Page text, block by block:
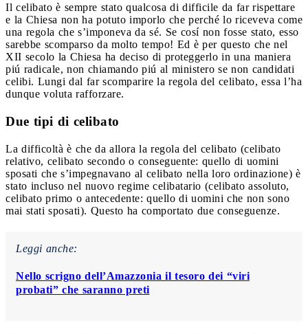
Il celibato è sempre stato qualcosa di difficile da far rispettare
e la Chiesa non ha potuto imporlo che perché lo riceveva come
una regola che s’imponeva da sé. Se cosí non fosse stato, esso
sarebbe scomparso da molto tempo! Ed è per questo che nel
XII secolo la Chiesa ha deciso di proteggerlo in una maniera
piú radicale, non chiamando piú al ministero se non candidati
celibi. Lungi dal far scomparire la regola del celibato, essa l’ha
dunque voluta rafforzare.
Due tipi di celibato
La difficoltà è che da allora la regola del celibato (celibato
relativo, celibato secondo o conseguente: quello di uomini
sposati che s’impegnavano al celibato nella loro ordinazione) è
stato incluso nel nuovo regime celibatario (celibato assoluto,
celibato primo o antecedente: quello di uomini che non sono
mai stati sposati). Questo ha comportato due conseguenze.
Leggi anche:
Nello scrigno dell’Amazzonia il tesoro dei “viri
probati” che saranno preti